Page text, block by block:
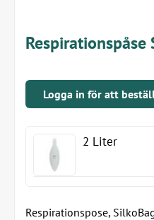
Respirationspåse
Logga in för att
2 Liter
Respirationspose,